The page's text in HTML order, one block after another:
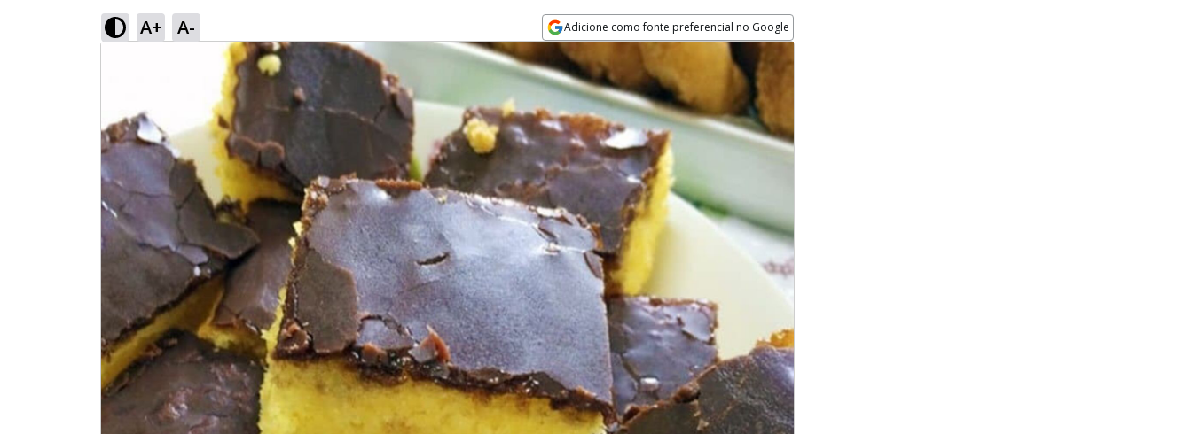
A+ A- Adicione como fonte preferencial no Google
Opens in new window